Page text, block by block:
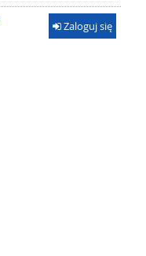
Zaloguj się